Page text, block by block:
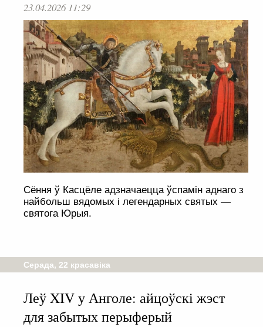
23.04.2026 11:29
Сёння ў Касцёле адзначаецца ўспамін аднаго з
найбольш вядомых і легендарных святых —
святога Юрыя.
Серада, 22 красавіка
Леў XIV у Анголе: айцоўскі жэст
для забытых перыферый